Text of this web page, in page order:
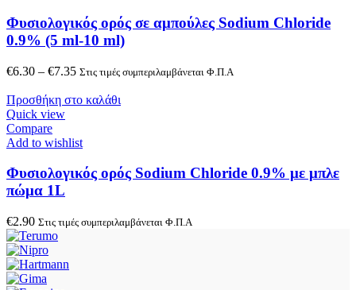
Φυσιολογικός oρός σε αμπούλες Sodium Chloride
0.9% (5 ml-10 ml)
€6.30 – €7.35 Στις τιμές συμπεριλαμβάνεται Φ.Π.Α
Προσθήκη στο καλάθι
Quick view
Compare
Add to wishlist
Φυσιολογικός ορός Sodium Chloride 0.9% με μπλε
πώμα 1L
€2.90 Στις τιμές συμπεριλαμβάνεται Φ.Π.Α